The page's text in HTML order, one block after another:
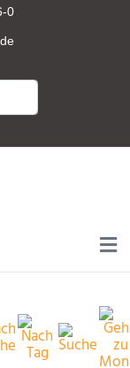
0
e
characters for